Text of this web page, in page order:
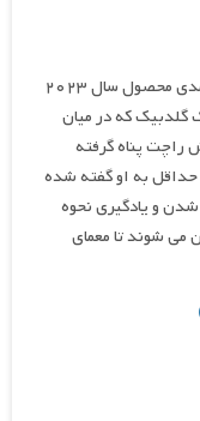
منقار طلایی, نام انیمیشنی کمدی محصول سال ۲۰۲۳
گلدبیک که در میان
راچت پناه گرفته
حداقل به او گفته شده
و یادگیری نحوه
می شوند تا معمای